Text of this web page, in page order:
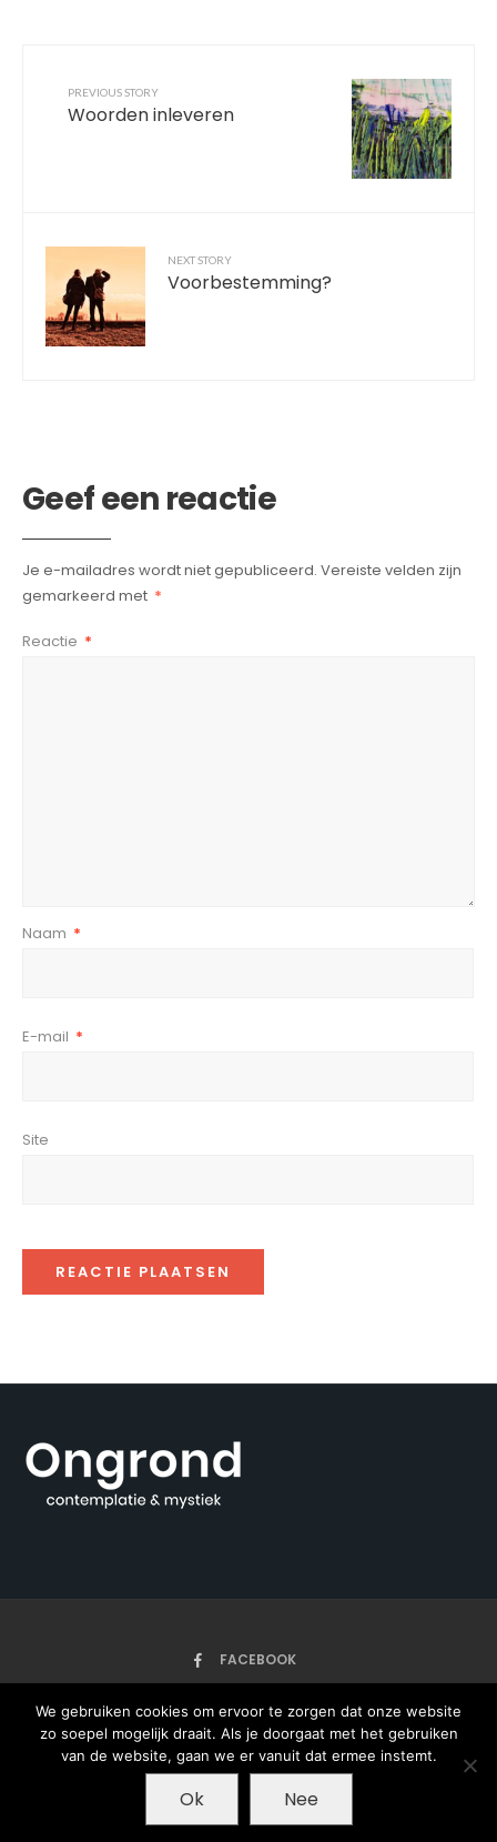
PREVIOUS STORY
Woorden inleveren
NEXT STORY
Voorbestemming?
Geef een reactie
Je e-mailadres wordt niet gepubliceerd. Vereiste velden zijn
gemarkeerd met *
Reactie *
Naam *
E-mail *
Site
FACEBOOK
HOME ARTIKELEN ONZE AUTEURS OVER
We gebruiken cookies om ervoor te zorgen dat onze website
zo soepel mogelijk draait. Als je doorgaat met het gebruiken
van de website, gaan we er vanuit dat ermee instemt.
Ok Nee